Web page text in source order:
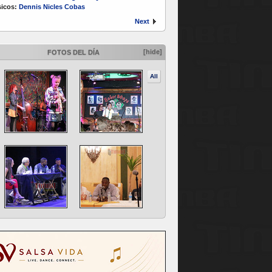
Dennis Nicles Cobas
Next
FOTOS DEL DÍA [hide]
All